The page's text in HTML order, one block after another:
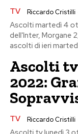
TV Riccardo Cristilli
Ascolti martedì 4
dell'Inter, Morgane
ascolti di ieri
Ascolti
2022:
TV Riccardo Cristilli